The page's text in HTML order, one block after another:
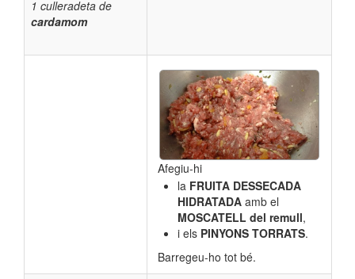
1 culleradeta de
cardamom
Afegiu-hi
la FRUITA DESSECADA
HIDRATADAamb el
MOSCATELL del remull,
i els PINYONS TORRATS.
Barregeu-ho tot bé.